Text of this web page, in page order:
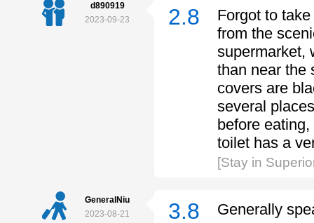
d890919
2023-09-23
2.8
Forgot to
from the
supermarket,
than near the
covers are
several
before
toilet has a
[Stay in
GeneralNiu
2023-08-21
3.8 Generally